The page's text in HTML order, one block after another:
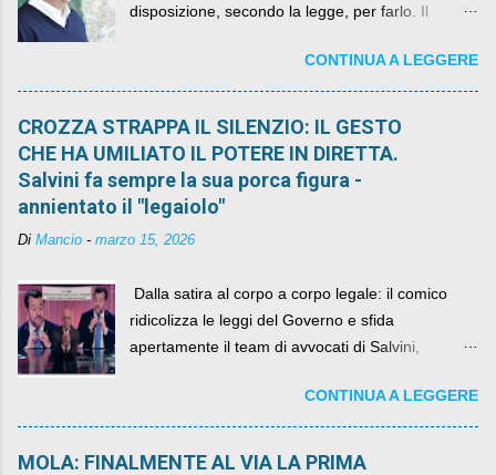
disposizione, secondo la legge, per farlo. Il
quelli che si auspicavano il contrario.CONTINUA A LEGGERE
CROZZA STRAPPA IL SILENZIO: IL GESTO
CHE HA UMILIATO IL POTERE IN DIRETTA.
Salvini fa sempre la sua porca figura -
annientato il "legaiolo"
Di Mancio - marzo 15, 2026
​ Dalla satira al corpo a corpo legale: il comico
ridicolizza le leggi del Governo e sfida
apertamente il team di avvocati di Salvini,
CONTINUA A LEGGERE
MOLA: FINALMENTE AL VIA LA PRIMA